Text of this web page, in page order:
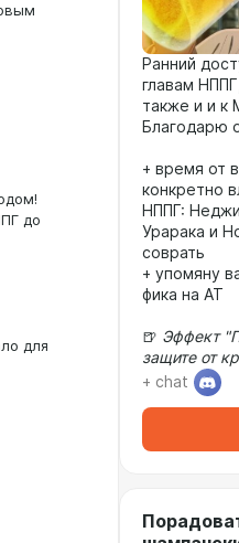
до
для
Ранний
главам
также и и к
Благодарю
+ время от
конкретно
НППГ:
Урарака и
соврать
+ упомяну
фика на АТ
🍺 Эффект
защите от
+ chat